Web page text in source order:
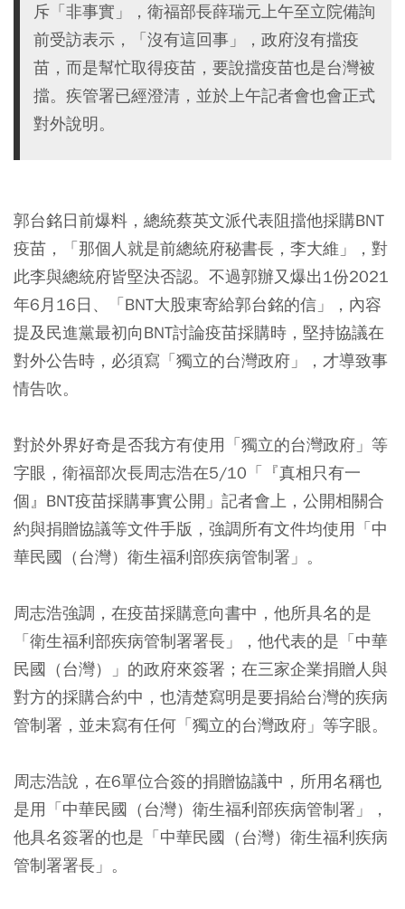
斥「非事實」，衛福部長薛瑞元上午至立院備詢
前受訪表示，「沒有這回事」，政府沒有擋疫
苗，而是幫忙取得疫苗，要說擋疫苗也是台灣被
擋。疾管署已經澄清，並於上午記者會也會正式
對外說明。
郭台銘日前爆料，總統蔡英文派代表阻擋他採購BNT
疫苗，「那個人就是前總統府秘書長，李大維」，對
此李與總統府皆堅決否認。不過郭辦又爆出1份2021
年6月16日、「BNT大股東寄給郭台銘的信」，內容
提及民進黨最初向BNT討論疫苗採購時，堅持協議在
對外公告時，必須寫「獨立的台灣政府」，才導致事
情告吹。
對於外界好奇是否我方有使用「獨立的台灣政府」等
字眼，衛福部次長周志浩在5/10「『真相只有一
個』BNT疫苗採購事實公開」記者會上，公開相關合
約與捐贈協議等文件手版，強調所有文件均使用「中
華民國（台灣）衛生福利部疾病管制署」。
周志浩強調，在疫苗採購意向書中，他所具名的是
「衛生福利部疾病管制署署長」，他代表的是「中華
民國（台灣）」的政府來簽署；在三家企業捐贈人與
對方的採購合約中，也清楚寫明是要捐給台灣的疾病
管制署，並未寫有任何「獨立的台灣政府」等字眼。
周志浩說，在6單位合簽的捐贈協議中，所用名稱也
是用「中華民國（台灣）衛生福利部疾病管制署」，
他具名簽署的也是「中華民國（台灣）衛生福利疾病
管制署署長」。